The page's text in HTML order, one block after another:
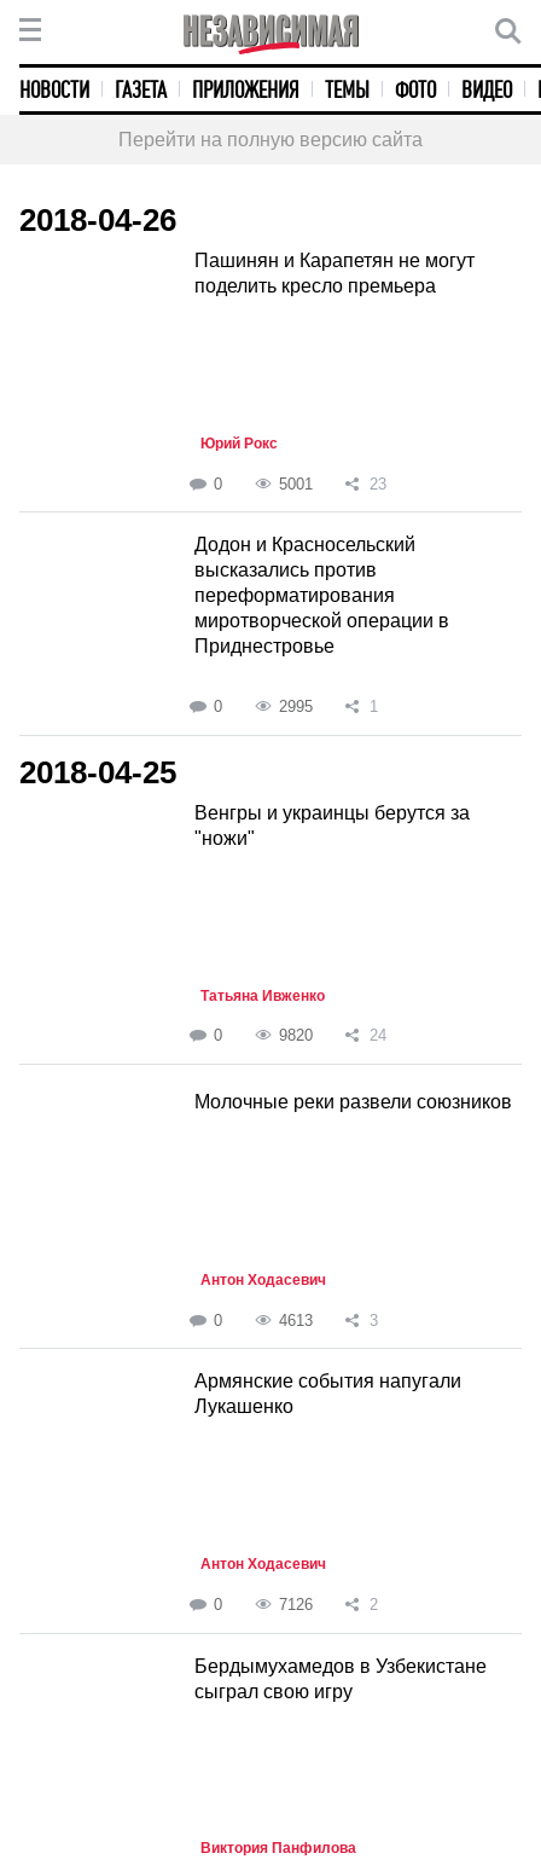
НОВОСТИ ГАЗЕТА ПРИЛОЖЕНИЯ ТЕМЫ ФОТО ВИДЕО
Перейти на полную версию сайта
2018-04-26
Пашинян и Карапетян не могут
поделить кресло премьера
Юрий Рокс
0 5001 23
Додон и Красносельский
высказались против
переформатирования
миротворческой операции в
Приднестровье
0 2995 1
2018-04-25
Венгры и украинцы берутся за
"ножи"
Татьяна Ивженко
0 9820 24
Молочные реки развели союзников
Антон Ходасевич
0 4613 3
Армянские события напугали
Лукашенко
Антон Ходасевич
0 7126 2
Бердымухамедов в Узбекистане
сыграл свою игру
Виктория Панфилова